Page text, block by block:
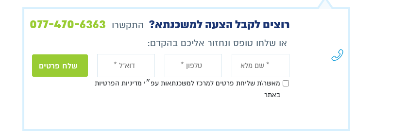
רוצים לקבל הצעה למשכנתא? התקשרו 077-470-6363
או שלחו טופס ונחזור אליכם בהקדם:
מאשר\ת שליחת פרטים למרכז למשכנתאות עפ״י מדיניות הפרטיות
באתר